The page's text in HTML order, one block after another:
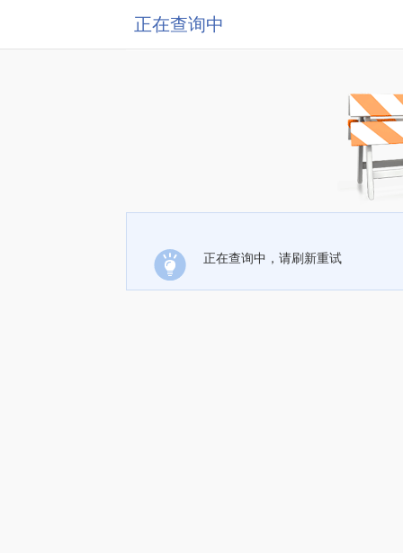
正在查询中
正在查询中，请刷新重试